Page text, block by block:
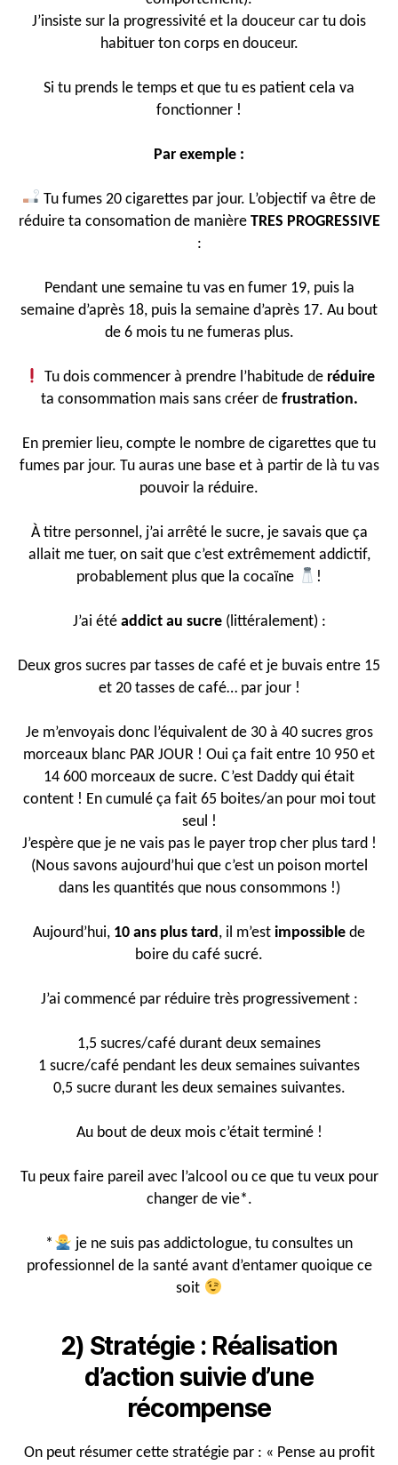
J’insiste sur la progressivité et la douceur car tu dois
habituer ton corps en douceur.
Si tu prends le temps et que tu es patient cela va
fonctionner !
Par exemple :
Tu fumes 20 cigarettes par jour. L’objectif va être de
réduire ta consomation de manière TRES PROGRESSIVE
:
Pendant une semaine tu vas en fumer 19, puis la
semaine d’après 18, puis la semaine d’après 17. Au bout
de 6 mois tu ne fumeras plus.
Tu dois commencer à prendre l’habitude de réduire
ta consommation mais sans créer de frustration.
En premier lieu, compte le nombre de cigarettes que tu
fumes par jour. Tu auras une base et à partir de là tu vas
pouvoir la réduire.
À titre personnel, j’ai arrêté le sucre, je savais que ça
allait me tuer, on sait que c’est extrêmement addictif,
probablement plus que la cocaïne
!
J’ai été addict au sucre(littéralement) :
Deux gros sucres par tasses de café et je buvais entre 15
et 20 tasses de café… par jour !
Je m’envoyais donc l’équivalent de 30 à 40 sucres gros
morceaux blanc PAR JOUR ! Oui ça fait entre 10 950 et
14 600 morceaux de sucre. C’est Daddy qui était
content ! En cumulé ça fait 65 boites/an pour moi tout
seul !
J’espère que je ne vais pas le payer trop cher plus tard !
(Nous savons aujourd’hui que c’est un poison mortel
dans les quantités que nous consommons !)
Aujourd’hui, 10 ans plus tard , il m’est impossible de
boire du café sucré.
J’ai commencé par réduire très progressivement :
1,5 sucres/café durant deux semaines
1 sucre/café pendant les deux semaines suivantes
0,5 sucre durant les deux semaines suivantes.
Au bout de deux mois c’était terminé !
Tu peux faire pareil avec l’alcool ou ce que tu veux pour
changer de vie*.
*
je ne suis pas addictologue, tu consultes un
professionnel de la santé avant d’entamer quoique ce
soit
2) Stratégie : Réalisation
d’action suivie d’une
récompense
On peut résumer cette stratégie par : « Pense au profit